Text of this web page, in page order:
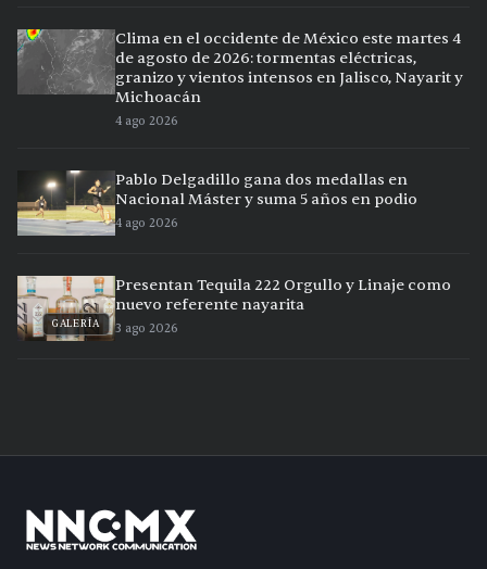
Clima en el occidente de México este martes 4
de agosto de 2026: tormentas eléctricas,
granizo y vientos intensos en Jalisco, Nayarit y
Michoacán
4 ago 2026
Pablo Delgadillo gana dos medallas en
Nacional Máster y suma 5 años en podio
4 ago 2026
GALERÍA
Presentan Tequila 222 Orgullo y Linaje como
nuevo referente nayarita
3 ago 2026